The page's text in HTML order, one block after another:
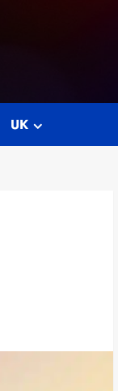
UK